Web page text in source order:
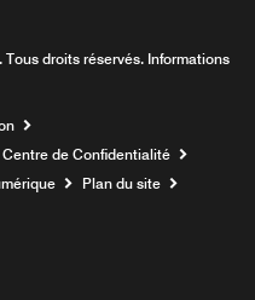
droits réservés. Informations
fenêtre
Centre de Confidentialité
Plan du site